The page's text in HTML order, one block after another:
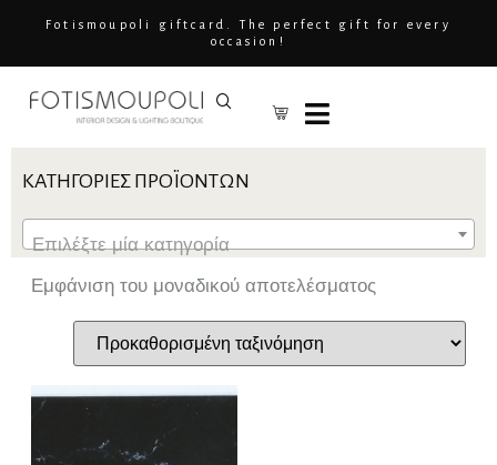
Fotismoupoli giftcard. The perfect gift for every
occasion!
ΚΑΤΗΓΟΡΊΕΣ ΠΡΟΪΌΝΤΩΝ
Επιλέξτε μία κατηγορία
Εμφάνιση του μοναδικού αποτελέσματος